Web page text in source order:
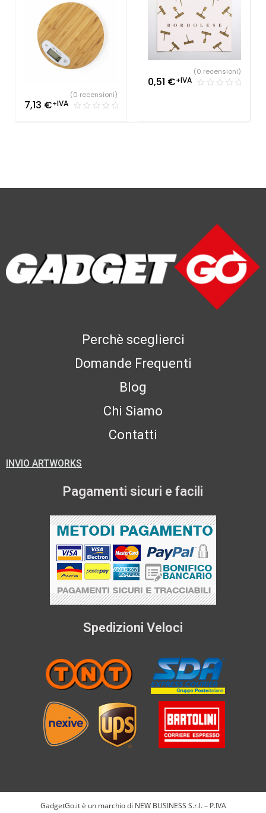
7,13 €+IVA
(0 recensioni)
0,51 €+IVA
(0 recensioni)
Perchè sceglierci
Domande Frequenti
Blog
Chi Siamo
Contatti
INVIO ARTWORKS
Pagamenti sicuri e facili
Spedizioni Veloci
GadgetGo.it è un marchio di NEW BUSINESS S.r.l. – P.IVA